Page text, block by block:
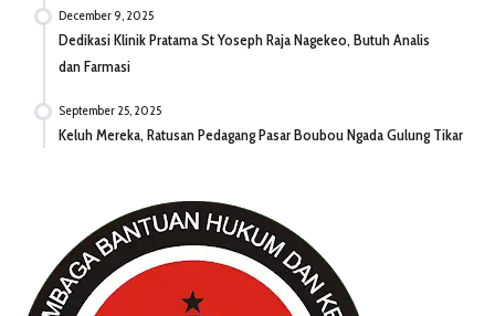
December 9, 2025
Dedikasi Klinik Pratama St Yoseph Raja Nagekeo, Butuh Analis
dan Farmasi
September 25, 2025
Keluh Mereka, Ratusan Pedagang Pasar Boubou Ngada Gulung Tikar